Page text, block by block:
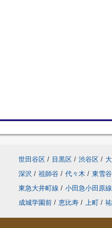
世田谷区 / 目黒区 / 渋谷区 /
深沢 / 祖師谷 / 代々木 / 東雪谷
東急大井町線 / 小田急小田原線
成城学園前 / 恵比寿 / 上町 /